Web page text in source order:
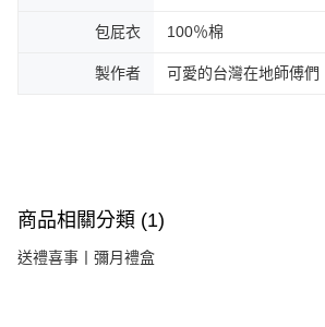
包屁衣 100％棉
製作者 可愛的台灣在地師傅們
商品相關分類 (1)
送禮喜事丨彌月禮盒